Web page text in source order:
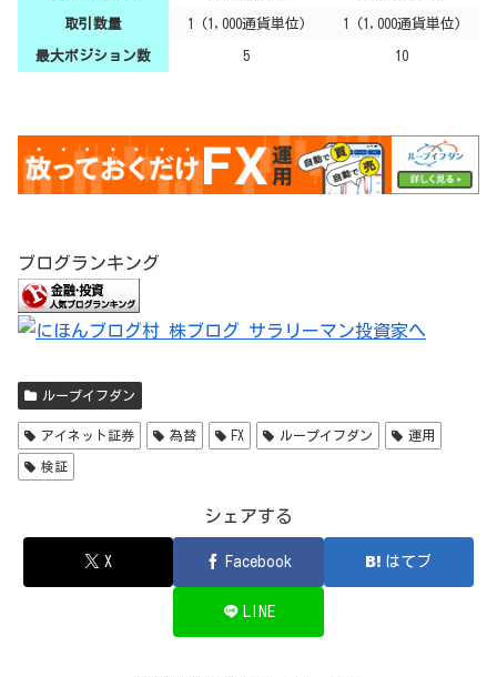
取引数量 1 (1,000通貨単位) 1 (1,000通貨単位)
最大ポジション数 5 10
ブログランキング
ループイフダン
アイネット証券 為替 FX ループイフダン 運用
検証
シェアする
X Facebook はてブ
LINE